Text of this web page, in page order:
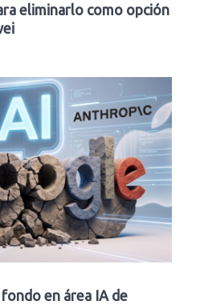
eliminarlo como opción
en área IA de